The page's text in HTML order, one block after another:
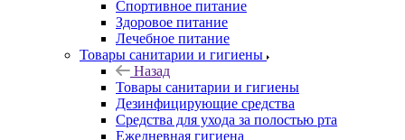
Спортивное питание
Здоровое питание
Лечебное питание
Товары санитарии и гигиены
Назад
Товары санитарии и гигиены
Дезинфицирующие средства
Средства для ухода за полостью рта
Ежедневная гигиена